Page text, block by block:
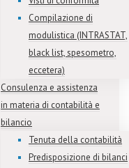
Compilazione di
modulistica (INTRASTAT,
black list, spesometro,
eccetera)
Consulenza e assistenza
in materia di contabilità e
bilancio
Tenuta della contabilità
Predisposizione di bilanci